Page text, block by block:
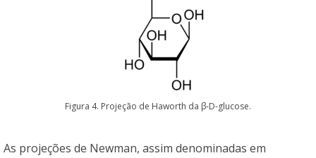
Figura 4. Projeção de Haworth da β-D-glucose.
As projeções de Newman, assim denominadas em